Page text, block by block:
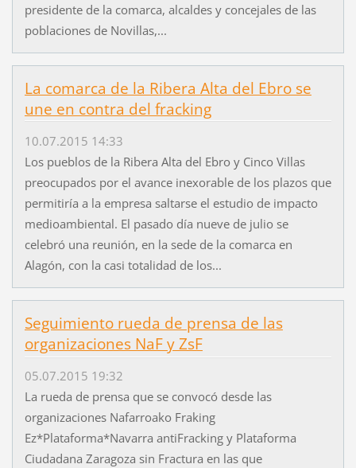
presidente de la comarca, alcaldes y concejales de las
poblaciones de Novillas,...
La comarca de la Ribera Alta del Ebro se
une en contra del fracking
10.07.2015 14:33
Los pueblos de la Ribera Alta del Ebro y Cinco Villas
preocupados por el avance inexorable de los plazos que
permitiría a la empresa saltarse el estudio de impacto
medioambiental. El pasado día nueve de julio se
celebró una reunión, en la sede de la comarca en
Alagón, con la casi totalidad de los...
Seguimiento rueda de prensa de las
organizaciones NaF y ZsF
05.07.2015 19:32
La rueda de prensa que se convocó desde las
organizaciones Nafarroako Fraking
Ez*Plataforma*Navarra antiFracking y Plataforma
Ciudadana Zaragoza sin Fractura en las que